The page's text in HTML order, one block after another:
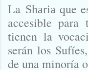
La Shariaque
accesible para
tienen la
serán los
de una minoría